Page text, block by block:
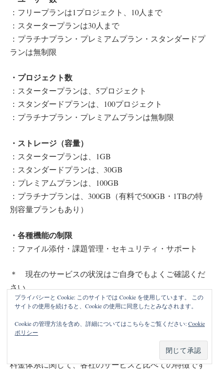
：フリープランは1プロジェクト、10人まで
：スタータープランは30人まで
：プラチナプラン・プレミアムプラン・スタンダードプ
ランは無制限
・プロジェクト数
：スタータープランは、5プロジェクト
：スタンダードプランは、100プロジェクト
：プラチナプラン・プレミアムプランは無制限
・ストレージ（容量）
：スタータープランは、1GB
：スタンダードプランは、30GB
：プレミアムプランは、100GB
：プラチナプランは、300GB（有料で500GB・1TBの特
別容量プランもあり）
・各種機能の制限
：ファイル添付・課題管理・セキュリティ・サポート
＊ 現在のサービスの状況はご自身でもよくご確認くだ
さい
等に違いがあるようです。
料金体系に関して、各社のサービスと比べての特徴です
プライバシーと Cookie: このサイトでは Cookie を使用しています。 この
サイトの使用を続けると、Cookie の使用に同意したとみなされます。
Cookie の管理方法を含め、詳細についてはこちらをご覧ください:Cookie
ポリシー